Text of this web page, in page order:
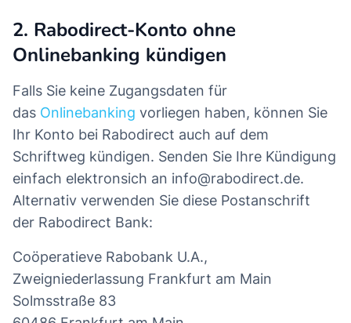
2. Rabodirect-Konto ohne
Onlinebanking kündigen
Falls Sie keine Zugangsdaten für
das Onlinebanking vorliegen haben, können Sie
Ihr Konto bei Rabodirect auch auf dem
Schriftweg kündigen. Senden Sie Ihre Kündigung
einfach elektronsich an info@rabodirect.de.
Alternativ verwenden Sie diese Postanschrift
der Rabodirect Bank:
Coöperatieve Rabobank U.A.,
Zweigniederlassung Frankfurt am Main
Solmsstraße 83